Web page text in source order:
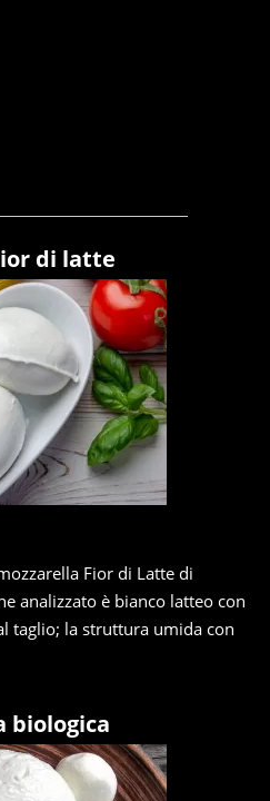
di latte
Fior di Latte di
analizzato è bianco latteo con
taglio; la struttura umida con
biologica